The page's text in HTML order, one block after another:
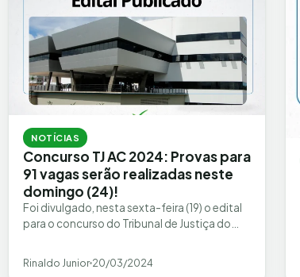
NOTÍCIAS
Concurso TJ AC 2024: Provas para
91 vagas serão realizadas neste
domingo (24)!
Foi divulgado, nesta sexta-feira (19) o edital
para o concurso do Tribunal de Justiça do
Rinaldo Junior 20/03/2024